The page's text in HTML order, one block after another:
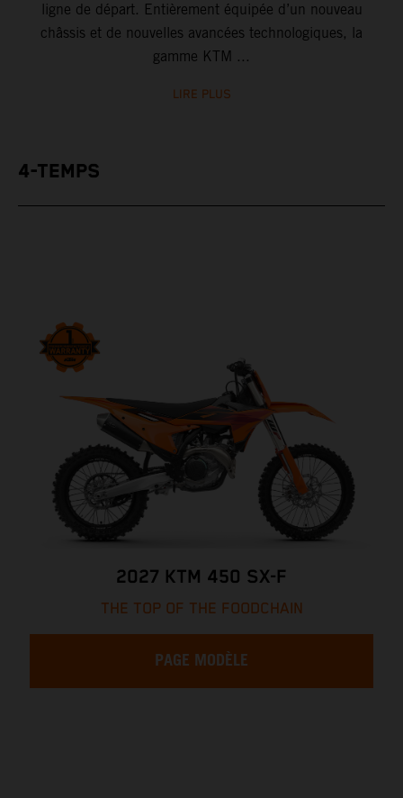
ligne de départ. Entièrement équipée d’un nouveau
châssis et de nouvelles avancées technologiques, la
gamme KTM ...
LIRE PLUS
4-TEMPS
2027 KTM 450 SX-F
THE TOP OF THE FOODCHAIN
PAGE MODÈLE